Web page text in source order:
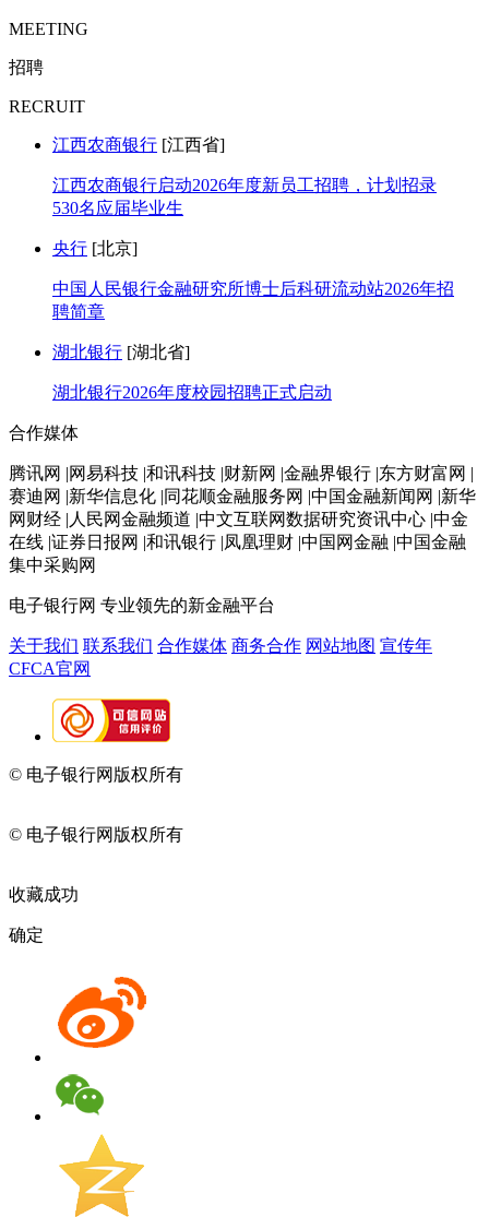
MEETING
招聘
RECRUIT
江西农商银行 [江西省]
江西农商银行启动2026年度新员工招聘，计划招录
530名应届毕业生
央行 [北京]
中国人民银行金融研究所博士后科研流动站2026年招
聘简章
湖北银行 [湖北省]
湖北银行2026年度校园招聘正式启动
合作媒体
腾讯网 |网易科技 |和讯科技 |财新网 |金融界银行 |东方财富网 |
赛迪网 |新华信息化 |同花顺金融服务网 |中国金融新闻网 |新华
网财经 |人民网金融频道 |中文互联网数据研究资讯中心 |中金
在线 |证券日报网 |和讯银行 |凤凰理财 |中国网金融 |中国金融
集中采购网
电子银行网 专业领先的新金融平台
关于我们 联系我们 合作媒体 商务合作 网站地图 宣传年
CFCA官网
© 电子银行网版权所有
© 电子银行网版权所有
收藏成功
确定